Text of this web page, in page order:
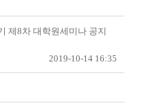
제8차 대학원세미나 공지
2019-10-14 16:35